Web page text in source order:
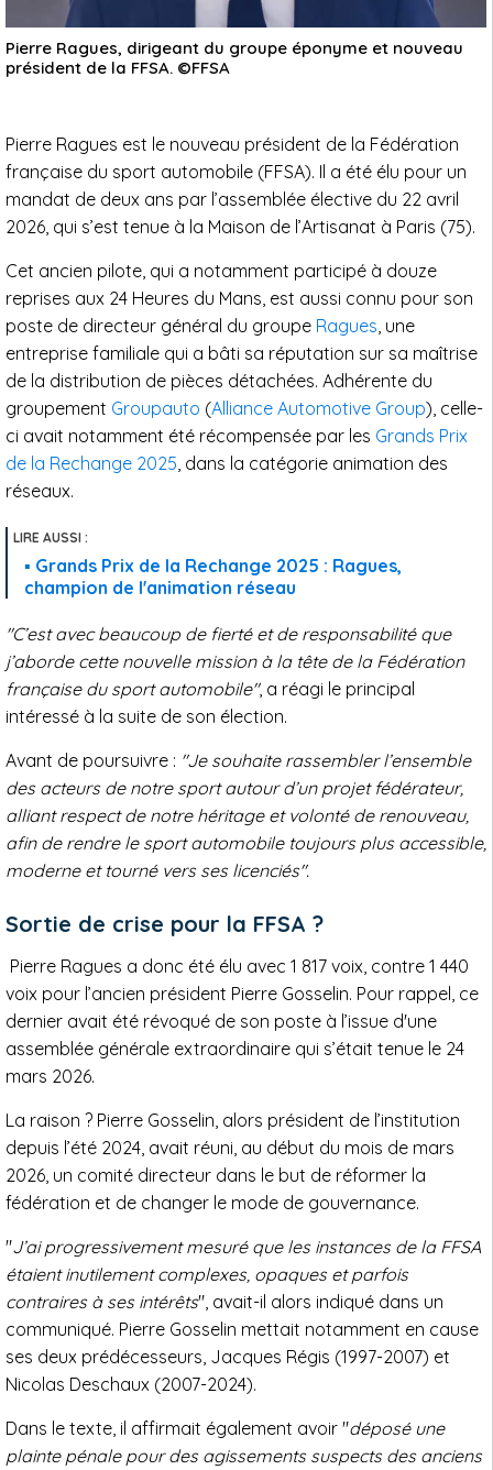
Pierre Ragues, dirigeant du groupe éponyme et nouveau
président de la FFSA. ©FFSA
Pierre Ragues est le nouveau président de la Fédération
française du sport automobile (FFSA). Il a été élu pour un
mandat de deux ans par l’assemblée élective du 22 avril
2026, qui s’est tenue à la Maison de l’Artisanat à Paris (75).
Cet ancien pilote, qui a notamment participé à douze
reprises aux 24 Heures du Mans, est aussi connu pour son
poste de directeur général du groupe Ragues, une
entreprise familiale qui a bâti sa réputation sur sa maîtrise
de la distribution de pièces détachées. Adhérente du
groupement Groupauto (Alliance Automotive Group), celle-
ci avait notamment été récompensée par les Grands Prix
de la Rechange 2025, dans la catégorie animation des
réseaux.
Grands Prix de la Rechange 2025 : Ragues,
champion de l'animation réseau
"C’est avec beaucoup de fierté et de responsabilité que
j’aborde cette nouvelle mission à la tête de la Fédération
française du sport automobile", a réagi le principal
intéressé à la suite de son élection.
Avant de poursuivre : "Je souhaite rassembler l’ensemble
des acteurs de notre sport autour d’un projet fédérateur,
alliant respect de notre héritage et volonté de renouveau,
afin de rendre le sport automobile toujours plus accessible,
moderne et tourné vers ses licenciés".
Sortie de crise pour la FFSA ?
Pierre Ragues a donc été élu avec 1 817 voix, contre 1 440
voix pour l’ancien président Pierre Gosselin. Pour rappel, ce
dernier avait été révoqué de son poste à l’issue d'une
assemblée générale extraordinaire qui s’était tenue le 24
mars 2026.
La raison ? Pierre Gosselin, alors président de l’institution
depuis l’été 2024, avait réuni, au début du mois de mars
2026, un comité directeur dans le but de réformer la
fédération et de changer le mode de gouvernance.
"J’ai progressivement mesuré que les instances de la FFSA
étaient inutilement complexes, opaques et parfois
contraires à ses intérêts", avait-il alors indiqué dans un
communiqué. Pierre Gosselin mettait notamment en cause
ses deux prédécesseurs, Jacques Régis (1997-2007) et
Nicolas Deschaux (2007-2024).
Dans le texte, il affirmait également avoir "déposé une
plainte pénale pour des agissements suspects des anciens